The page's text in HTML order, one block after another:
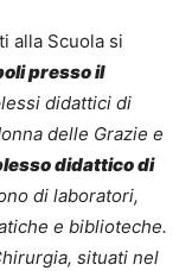
alla Scuola si
presso il
didattici di
delle Grazie e
didattico di
di laboratori,
e biblioteche.
situati nel